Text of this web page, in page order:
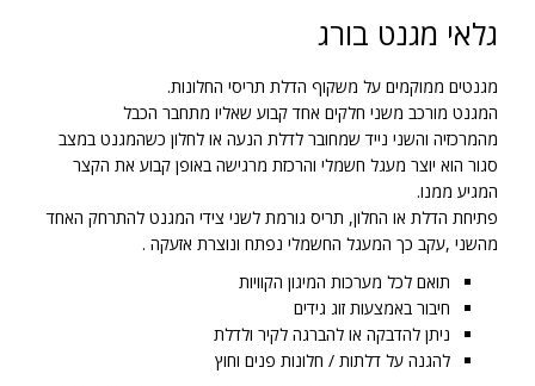
גלאי מגנט בורג
מגנטים ממוקמים על משקוף הדלת תריסי החלונות.
המגנט מורכב משני חלקים אחד קבוע שאליו מתחבר הכבל
מהמרכזיה והשני נייד שמחובר לדלת הנעה או לחלון כשהמגנט במצב
סגור הוא יוצר מעגל חשמלי והרכזת מרגישה באופן קבוע את הקצר
המגיע ממנו.
פתיחת הדלת או החלון, תריס גורמת לשני צידי המגנט להתרחק האחד
מהשני ,עקב כך המעגל החשמלי נפתח ונוצרת אזעקה .
תואם לכל מערכות המיגון הקוויות
חיבור באמצעות זוג גידים
ניתן להדבקה או להברגה לקיר ולדלת
להגנה על דלתות / חלונות פנים וחוץ